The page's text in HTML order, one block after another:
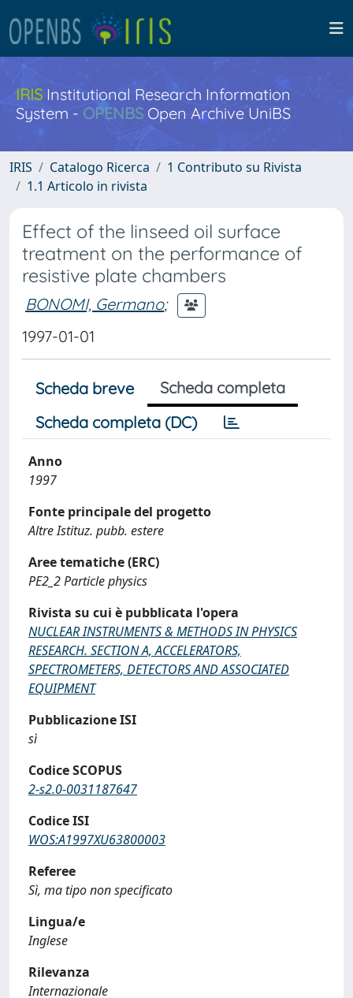
IRISInstitutional Research Information
System - OPENBS Open Archive UniBS
IRIS Catalogo Ricerca
1 Contributo su Rivista
1.1 Articolo in rivista
Effect of the linseed oil surface
treatment on the performance of
resistive plate chambers
BONOMI, Germano;
1997-01-01
Scheda breve
Scheda completa
Scheda completa (DC)
Anno
1997
Fonte principale del progetto
Altre Istituz. pubb. estere
Aree tematiche (ERC)
PE2_2 Particle physics
Rivista su cui è pubblicata l'opera
NUCLEAR INSTRUMENTS & METHODS IN PHYSICS
RESEARCH. SECTION A, ACCELERATORS,
SPECTROMETERS, DETECTORS AND ASSOCIATED
EQUIPMENT
Pubblicazione ISI
sì
Codice SCOPUS
2-s2.0-0031187647
Codice ISI
WOS:A1997XU63800003
Referee
Sì, ma tipo non specificato
Lingua/e
Inglese
Rilevanza
Internazionale